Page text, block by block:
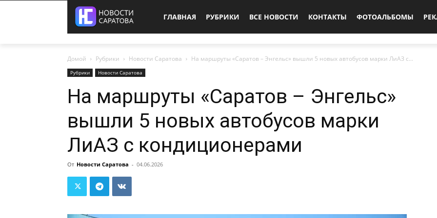
ГЛАВНАЯ РУБРИКИ ВСЕ НОВОСТИ КОНТАКТЫ ФОТОАЛЬБОМЫ
Домой Рубрики Новости Саратова На маршруты «Саратов – Энгельс» вышли 5 новых автобусов марки ЛиАЗ с...
Рубрики Новости Саратова
На маршруты «Саратов – Энгельс»
вышли 5 новых автобусов марки
ЛиАЗ с кондиционерами
От Новости Саратова - 04.06.2026